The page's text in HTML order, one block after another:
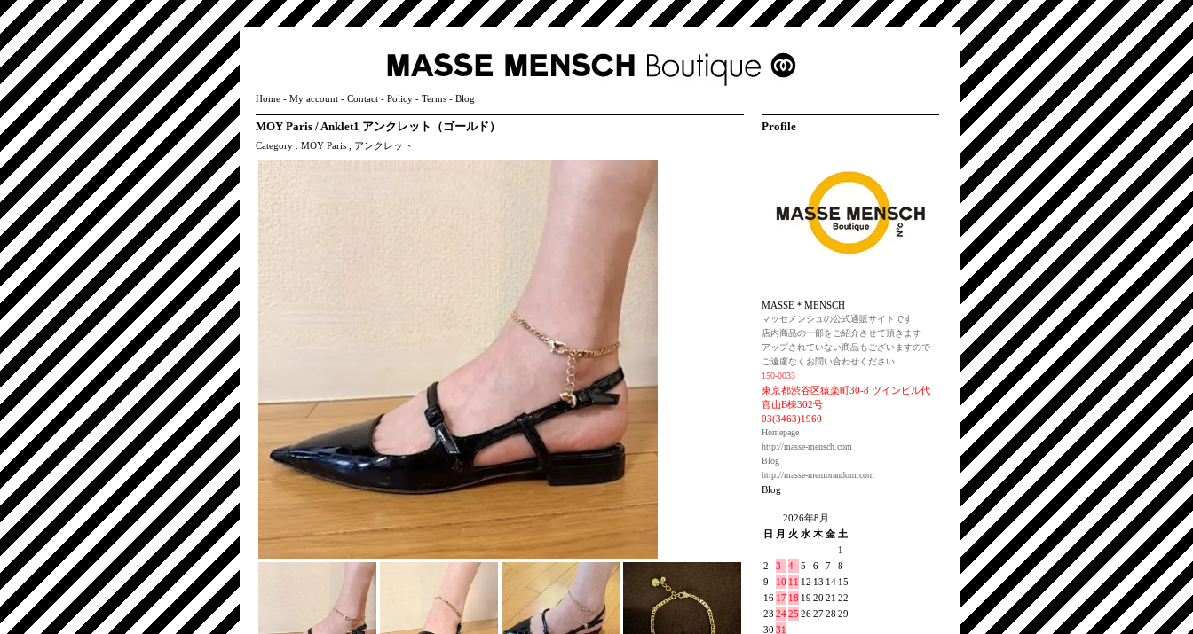
Home - My account - Contact - Policy - Terms - Blog
MOY Paris / Anklet1 アンクレット（ゴールド）
Category : MOY Paris アンクレット
Profile
MASSE＊MENSCH
マッセメンシュの公式通販サイトです
店内商品の一部をご紹介させて頂きます
アップされていない商品もございますので
ご遠慮なくお問い合わせください
150-0033
東京都渋谷区猿楽町30-8 ツインビル代
官山B棟302号
03(3463)1960
Homepage
http://masse-mensch.com
Blog
http://masse-memorandom.com
Blog
2026年8月
日 月 火 水 木 金 土
1
2
3 4 5 6 7
8
9
10 11 12 13 14 15
16 17 18 19 20 21 22
23 2425 262728 29
30 31